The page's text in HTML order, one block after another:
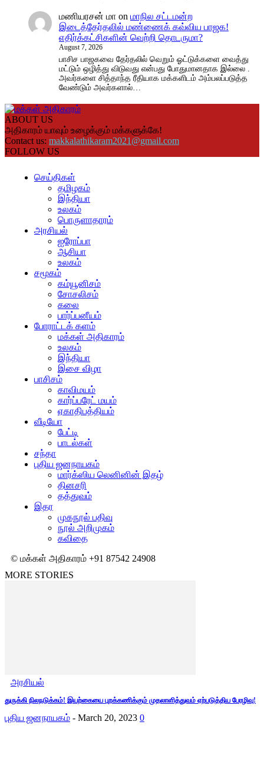
மணியரசன் மா on மாநில சட்டமன்ற
இடைத்தேர்தலில் மண்ணைக் கவ்விய பாஜக!
எதிர்க்கட்சிகளின் வெற்றி தொடருமா?
August 7, 2026
பாசிச பாஜகவை தேர்தலில் வெறும் ஓட்டுக்களை வைத்து
மட்டும் ஒழித்து விடுவது என்பது போதுமானதாக இல்லை .
அவர்களை சித்தாந்த ரீதியாக மக்களிடம் அம்பலப்படுத்த
வேண்டும் அவர்களால்…
ABOUT US
அதிகாரம் யாவும் உழைக்கும் மக்களுக்கே!
Contact us: makkalathikaram2021@gmail.com
FOLLOW US
செய்திகள்
தமிழகம்
இந்தியா
உலகம்
பொருளாதாரம்
அரசியல்
ஐரோப்பா
ஆசியா
உலகம்
சமூகம்
கம்யூனிசம்
சோசலிசம்
கலை
பார்ப்பனீயம்
போராட்டக் களம்
மக்கள் அதிகாரம்
உலகம்
இந்தியா
இசை விழா
பாசிசம்
காவிமயம்
கார்ப்பரேட் மயம்
ஏகாதிபத்தியம்
வீடியோ
பேட்டி
பாடல்கள்
சந்தா
புதிய ஜனநாயகம்
மார்க்ஸிய லெனினின் இதழ்
தினசரி
தத்துவம்
இதர
முகநூல் பதிவு
நூல் அறிமுகம்
கவிதை
© மக்கள் அதிகாரம் +91 87542 24908
MORE STORIES
அரசியல்
துருக்கி நிலநடுக்கம்! இயற்கையை புறக்கணிக்கும் முதலாளித்துவம் ஏற்படுத்திய பேரழிவு!
புதிய ஜனநாயகம் - March 20, 2023 0